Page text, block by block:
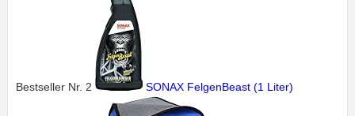
Bestseller Nr. 2 SONAX FelgenBeast (1 Liter)